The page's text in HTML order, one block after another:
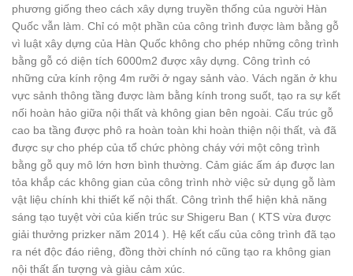
phương giống theo cách xây dựng truyền thống của người Hàn
Quốc vẫn làm. Chỉ có một phần của công trình được làm bằng gỗ
vì luật xây dựng của Hàn Quốc không cho phép những công trình
bằng gỗ có diện tích 6000m2 được xây dựng. Công trình có
những cửa kính rộng 4m rưỡi ở ngay sảnh vào. Vách ngăn ở khu
vực sảnh thông tầng được làm bằng kính trong suốt, tạo ra sự kết
nối hoàn hảo giữa nội thất và không gian bên ngoài. Cấu trúc gỗ
cao ba tầng được phô ra hoàn toàn khi hoàn thiện nội thất, và đã
được sự cho phép của tổ chức phòng cháy với một công trình
bằng gỗ quy mô lớn hơn bình thường. Cảm giác ấm áp được lan
tỏa khắp các không gian của công trình nhờ việc sử dụng gỗ làm
vật liệu chính khi thiết kế nội thất. Công trình thể hiện khả năng
sáng tạo tuyệt vời của kiến trúc sư Shigeru Ban ( KTS vừa được
giải thưởng prizker năm 2014 ). Hệ kết cấu của công trình đã tạo
ra nét độc đáo riêng, đồng thời chính nó cũng tạo ra không gian
nội thất ấn tượng và giàu cảm xúc.